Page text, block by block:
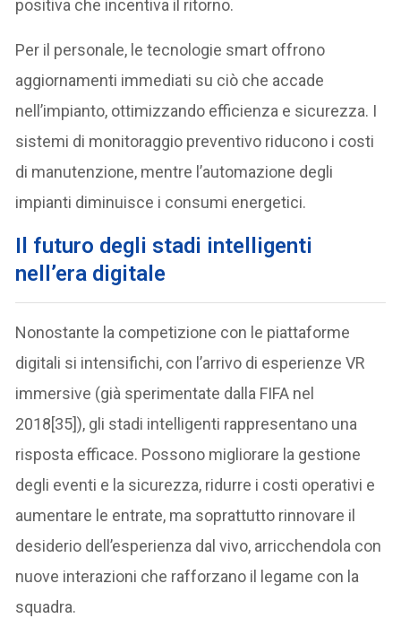
positiva che incentiva il ritorno.
Per il personale, le tecnologie smart offrono
aggiornamenti immediati su ciò che accade
nell’impianto, ottimizzando efficienza e sicurezza. I
sistemi di monitoraggio preventivo riducono i costi
di manutenzione, mentre l’automazione degli
impianti diminuisce i consumi energetici.
Il futuro degli stadi intelligenti
nell’era digitale
Nonostante la competizione con le piattaforme
digitali si intensifichi, con l’arrivo di esperienze VR
immersive (già sperimentate dalla FIFA nel
2018[35]), gli stadi intelligenti rappresentano una
risposta efficace. Possono migliorare la gestione
degli eventi e la sicurezza, ridurre i costi operativi e
aumentare le entrate, ma soprattutto rinnovare il
desiderio dell’esperienza dal vivo, arricchendola con
nuove interazioni che rafforzano il legame con la
squadra.